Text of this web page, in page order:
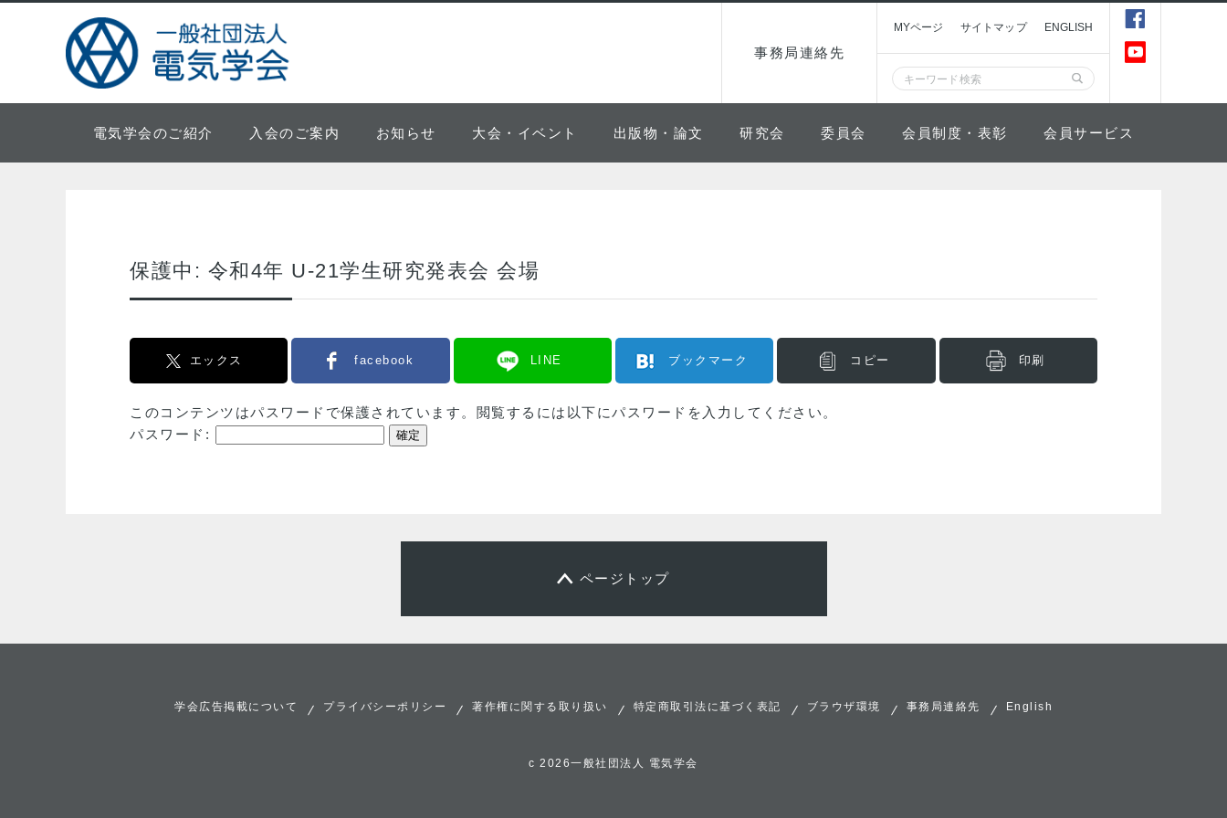
事務局連絡先
MYページ サイトマップ ENGLISH
電気学会のご紹介 入会のご案内 お知らせ 大会・イベント 出版物・論文 研究会 委員会 会員制度・表彰 会員サービス
保護中: 令和4年 U-21学生研究発表会 会場
エックス facebook LINE ブックマーク コピー 印刷
このコンテンツはパスワードで保護されています。閲覧するには以下にパスワードを入力してください。
パスワード:
ページトップ
学会広告掲載について プライバシーポリシー 著作権に関する取り扱い 特定商取引法に基づく表記 ブラウザ環境 事務局連絡先 English
c 2026一般社団法人 電気学会